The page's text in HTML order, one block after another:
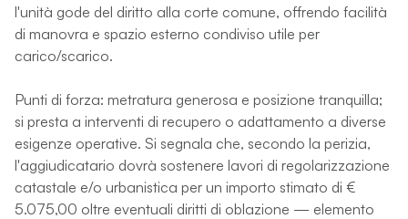
l'unità gode del diritto alla corte comune, offrendo facilità
di manovra e spazio esterno condiviso utile per
carico/scarico.
Punti di forza: metratura generosa e posizione tranquilla;
si presta a interventi di recupero o adattamento a diverse
esigenze operative. Si segnala che, secondo la perizia,
l'aggiudicatario dovrà sostenere lavori di regolarizzazione
catastale e/o urbanistica per un importo stimato di €
5.075,00 oltre eventuali diritti di oblazione — elemento